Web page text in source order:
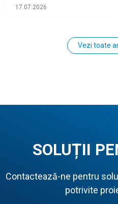
17.07.2026
Vezi toate
SOLUȚII
Contactează-ne pentru
potrivite